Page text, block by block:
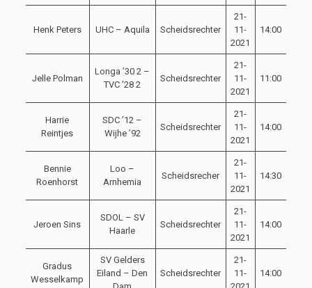
Henk Peters UHC – Aquila Scheidsrechter
21-
11-
2021
14:00
Jelle Polman
Longa ’30 2 –
TVC ’28 2
Scheidsrechter
21-
11-
2021
11:00
Harrie
Reintjes
SDC ’12 –
Wijhe ’92
Scheidsrechter
21-
11-
2021
14:00
Bennie
Roenhorst
Loo –
Arnhemia
Scheidsrecher
21-
11-
2021
14:30
Jeroen Sins
SDOL – SV
Haarle
Scheidsrechter
21-
11-
2021
14:00
Gradus
Wesselkamp
SV Gelders
Eiland – Den
Scheidsrechter
21-
11-
14:00